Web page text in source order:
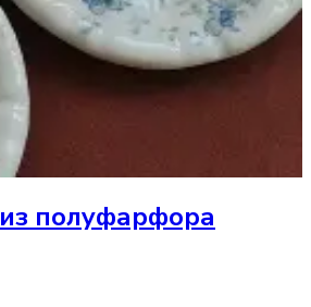
из полуфарфора